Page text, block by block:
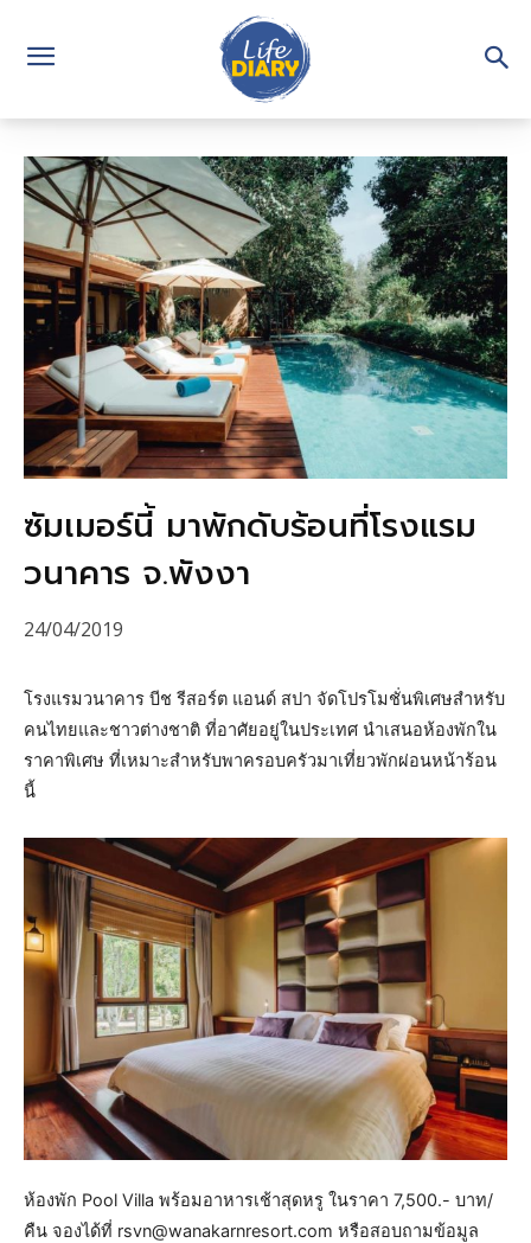
ซัมเมอร์นี้ มาพักดับร้อนที่โรงแรม
วนาคาร จ.พังงา
24/04/2019
โรงแรมวนาคาร บีช รีสอร์ต แอนด์ สปา จัดโปรโมชั่นพิเศษสำหรับ
คนไทยและชาวต่างชาติ ที่อาศัยอยู่ในประเทศ นำเสนอห้องพักใน
ราคาพิเศษ ที่เหมาะสำหรับพาครอบครัวมาเที่ยวพักผ่อนหน้าร้อน
นี้
ห้องพัก Pool Villa พร้อมอาหารเช้าสุดหรู ในราคา 7,500.- บาท/
คืน จองได้ที่ rsvn@wanakarnresort.com หรือสอบถามข้อมูล